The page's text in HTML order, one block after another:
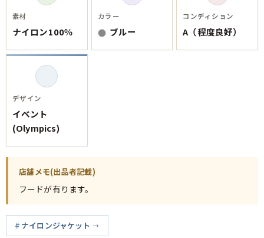
素材
ナイロン100％
カラー
ブルー
コンディション
A（程度良好）
デザイン
イベント
(Olympics)
店舗メモ(出品者記載)
フードが有ります。
ナイロンジャケット